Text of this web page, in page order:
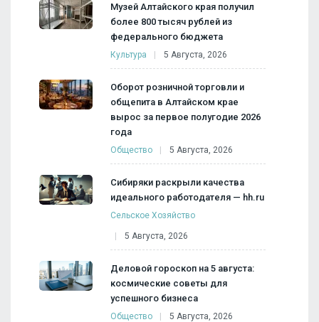
Музей Алтайского края получил
более 800 тысяч рублей из
федерального бюджета
Культура 5 Августа, 2026
Оборот розничной торговли и
общепита в Алтайском крае
вырос за первое полугодие 2026
года
Общество 5 Августа, 2026
Сибиряки раскрыли качества
идеального работодателя — hh.ru
Сельское Хозяйство
5 Августа, 2026
Деловой гороскоп на 5 августа:
космические советы для
успешного бизнеса
Общество 5 Августа, 2026